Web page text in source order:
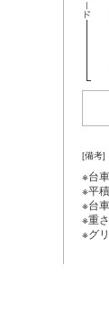
[備考]
※台
※平
※台
※重
※グ